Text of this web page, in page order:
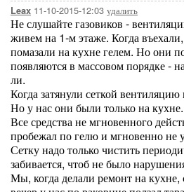
Leax 11-10-2015-12:03 удалить
Не слушайте газовиков -
живем на 1-м этаже. Когда
помазали на кухне гелем. Но они
появляются в массовом порядке -
ли.
Когда затянули сеткой
Но у нас они были только на кухне.
Все средства не мгновенного
пробежал по гелю и мгновенно не
Сетку надо только чистить
забивается, чтоб не было
Мы, когда делали ремонт на кухне,